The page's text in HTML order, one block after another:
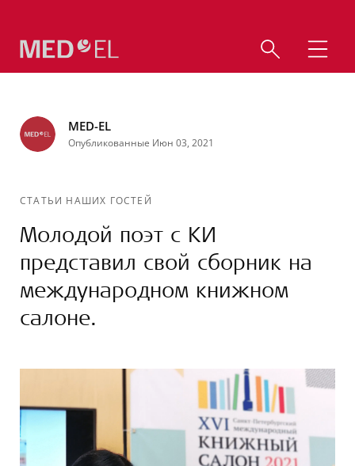
MED-EL
Опубликованные Июн 03, 2021
СТАТЬИ НАШИХ ГОСТЕЙ
Молодой поэт с КИ
представил свой сборник на
международном книжном
салоне.